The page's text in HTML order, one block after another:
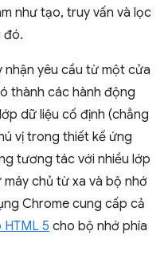
như tạo, truy vấn và lọc
đó.
yêu cầu từ một cửa
thành các hành động
dữ liệu cố định (chẳng
vị trong thiết kế ứng
tương tác với nhiều lớp
chủ từ xa và bộ nhớ
Chrome cung cấp cả
HTML 5 cho bộ nhớ phía